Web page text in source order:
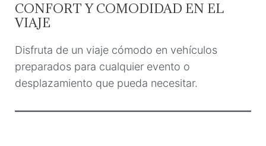
CONFORT Y COMODIDAD EN EL
VIAJE
Disfruta de un viaje cómodo en vehículos
preparados para cualquier evento o
desplazamiento que pueda necesitar.